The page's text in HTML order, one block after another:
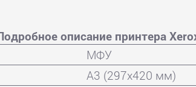
описание принтера
МФУ
A3 (297x420 мм)